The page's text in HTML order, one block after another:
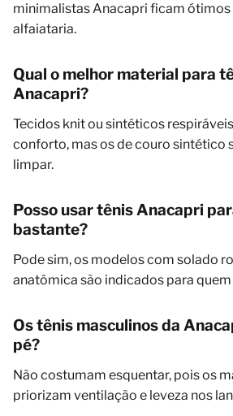
minimalistas Anacapri ficam ótimos
alfaiataria.
Qual o melhor material para
Anacapri?
Tecidos knit ou sintéticos
conforto, mas os de couro sintético
limpar.
Posso usar tênis Anacapri
bastante?
Pode sim, os modelos com solado
anatômica são indicados para
Os tênis masculinos da
pé?
Não costumam esquentar, pois os
priorizam ventilação e leveza nos